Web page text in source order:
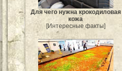
Для чего нужна крокодиловая
кожа
[Интересные факты]